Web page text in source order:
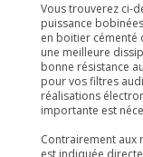
Vous trouverez ci-
puissance
en boitier cémenté
une meilleure
bonne résistance
pour vos filtres
réalisations
importante est
Contrairement aux